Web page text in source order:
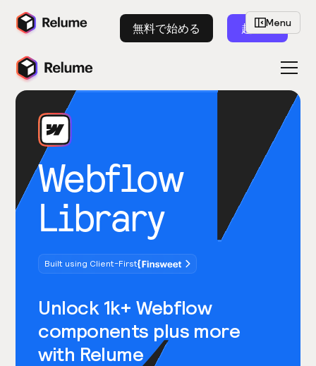
無料で始める 起動
Webflow
Library
Built using Client-First
Unlock 1k+ Webflow
components plus more
with Relume
Menu